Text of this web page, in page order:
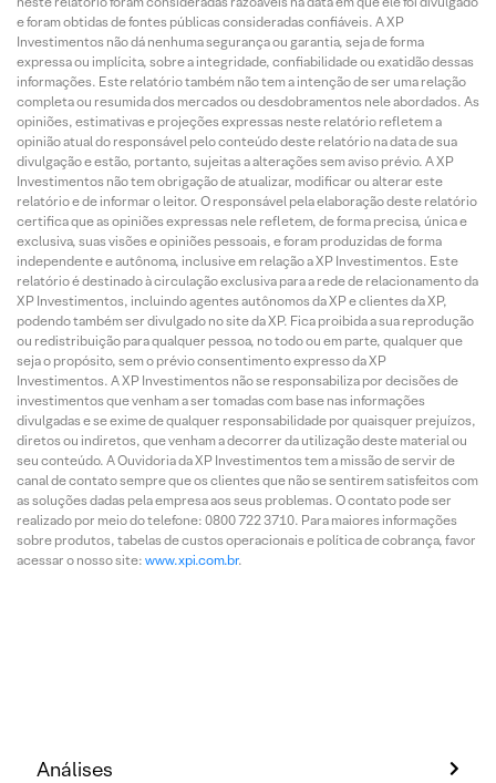
e foram obtidas de fontes públicas consideradas confiáveis. A XP
Investimentos não dá nenhuma segurança ou garantia, seja de forma
expressa ou implícita, sobre a integridade, confiabilidade ou exatidão dessas
informações. Este relatório também não tem a intenção de ser uma relação
completa ou resumida dos mercados ou desdobramentos nele abordados. As
opiniões, estimativas e projeções expressas neste relatório refletem a
opinião atual do responsável pelo conteúdo deste relatório na data de sua
divulgação e estão, portanto, sujeitas a alterações sem aviso prévio. A XP
Investimentos não tem obrigação de atualizar, modificar ou alterar este
relatório e de informar o leitor. O responsável pela elaboração deste relatório
certifica que as opiniões expressas nele refletem, de forma precisa, única e
exclusiva, suas visões e opiniões pessoais, e foram produzidas de forma
independente e autônoma, inclusive em relação a XP Investimentos. Este
relatório é destinado à circulação exclusiva para a rede de relacionamento da
XP Investimentos, incluindo agentes autônomos da XP e clientes da XP,
podendo também ser divulgado no site da XP. Fica proibida a sua reprodução
ou redistribuição para qualquer pessoa, no todo ou em parte, qualquer que
seja o propósito, sem o prévio consentimento expresso da XP
Investimentos. A XP Investimentos não se responsabiliza por decisões de
investimentos que venham a ser tomadas com base nas informações
divulgadas e se exime de qualquer responsabilidade por quaisquer prejuízos,
diretos ou indiretos, que venham a decorrer da utilização deste material ou
seu conteúdo. A Ouvidoria da XP Investimentos tem a missão de servir de
canal de contato sempre que os clientes que não se sentirem satisfeitos com
as soluções dadas pela empresa aos seus problemas. O contato pode ser
realizado por meio do telefone: 0800 722 3710. Para maiores informações
sobre produtos, tabelas de custos operacionais e política de cobrança, favor
acessar o nosso site: www.xpi.com.br.
Análises